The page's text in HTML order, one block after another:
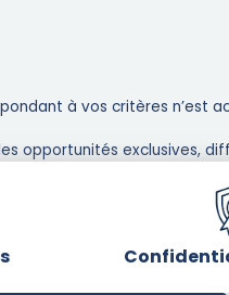
à vos critères n’est
opportunités exclusives,